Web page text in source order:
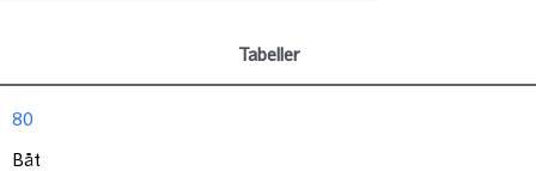
Tabeller
80
Båt